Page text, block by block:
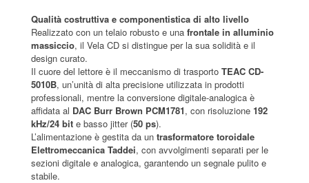
Qualità costruttiva e componentistica di alto livello
Realizzato con un telaio robusto e una frontale in alluminio
massiccio, il Vela CD si distingue per la sua solidità e il
design curato.
Il cuore del lettore è il meccanismo di trasporto TEAC CD-
5010B, un’unità di alta precisione utilizzata in prodotti
professionali, mentre la conversione digitale-analogica è
affidata al DAC Burr Brown PCM1781, con risoluzione 192
kHz/24 bit e basso jitter (50 ps).
L’alimentazione è gestita da un trasformatore toroidale
Elettromeccanica Taddei, con avvolgimenti separati per le
sezioni digitale e analogica, garantendo un segnale pulito e
stabile.